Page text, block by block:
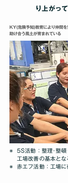
り上がっ
KY(危険予知)教育により仲間を
助け合う風土が育まれている
5S活動：整理･整頓
工場改善の基本とな
赤エフ活動：工場